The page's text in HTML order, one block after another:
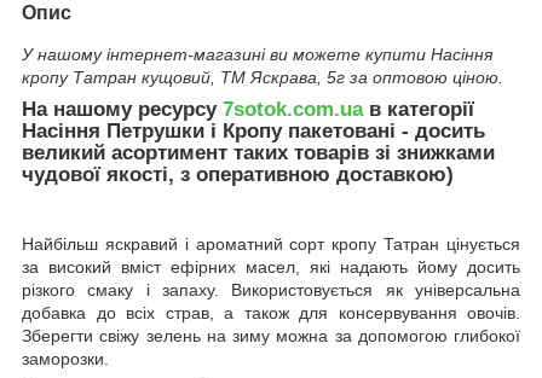
Опис
У нашому інтернет-магазині ви можете купити Насіння
кропу Татран кущовий, ТМ Яскрава, 5г за оптовою ціною.
На нашому ресурсу 7sotok.com.uaв категорії
Насіння Петрушки і Кропу пакетовані - досить
великий асортимент таких товарів зі знижками
чудової якості, з оперативною доставкою)
Найбільш яскравий і ароматний сорт кропу Татран цінується
за високий вміст ефірних масел, які надають йому досить
різкого смаку і запаху. Використовується як універсальна
добавка до всіх страв, а також для консервування овочів.
Зберегти свіжу зелень на зиму можна за допомогою глибокої
заморозки.